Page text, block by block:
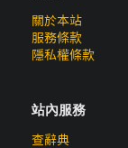
關於本站
服務條款
隱私權條款
站內服務
查辭典